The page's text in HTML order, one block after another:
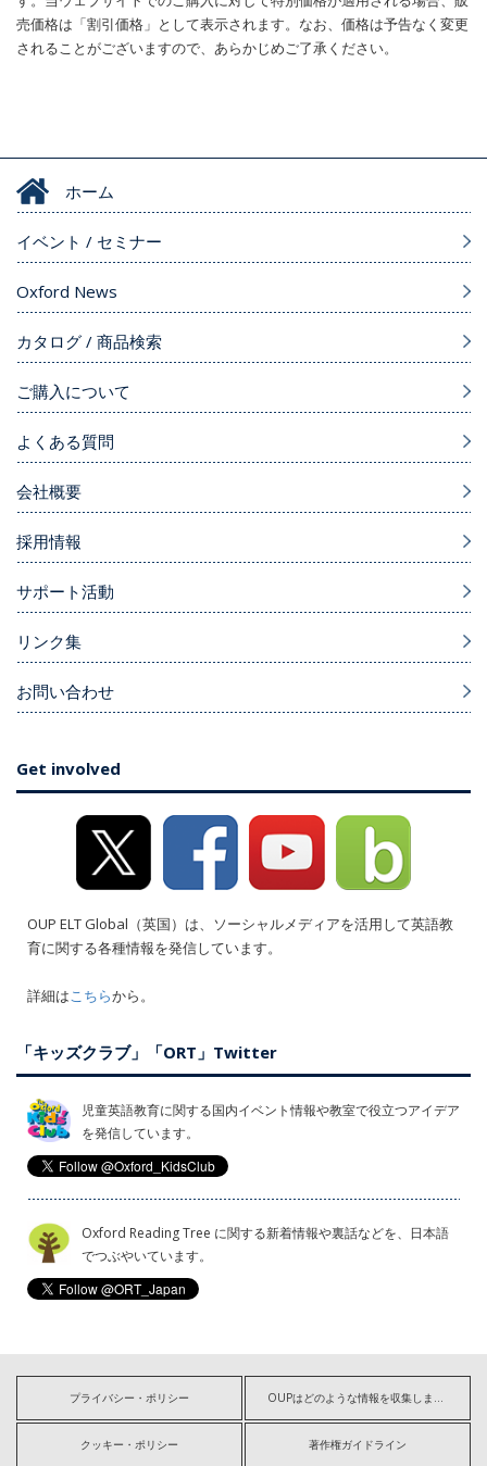
売価格は「割引価格」として表示されます。なお、価格は予告なく変更
されることがございますので、あらかじめご了承ください。
ホーム
イベント / セミナー
Oxford News
カタログ / 商品検索
ご購入について
よくある質問
会社概要
採用情報
サポート活動
リンク集
お問い合わせ
Get involved
OUP ELT Global（英国）は、ソーシャルメディアを活用して英語教
育に関する各種情報を発信しています。
詳細はこちらから。
「キッズクラブ」「ORT」Twitter
児童英語教育に関する国内イベント情報や教室で役立つアイデア
を発信しています。
Oxford Reading Tree に関する新着情報や裏話などを、日本語
でつぶやいています。
プライバシー・ポリシー OUPはどのような情報を収集しますか?
クッキー・ポリシー 著作権ガイドライン